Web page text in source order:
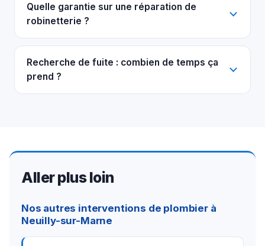
Quelle garantie sur une réparation de
robinetterie ?
Recherche de fuite : combien de temps ça
prend ?
Aller plus loin
Nos autres interventions de plombier à
Neuilly-sur-Marne